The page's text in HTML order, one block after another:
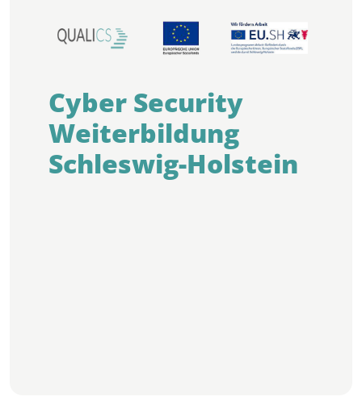
Cyber Security
Weiterbildung
Schleswig-Holstein